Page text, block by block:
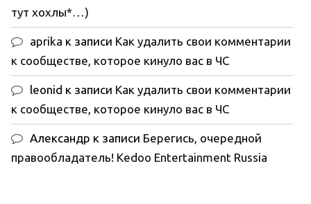
тут хохлы*…)
aprika к записи Как удалить свои комментарии
к сообществе, которое кинуло вас в ЧС
leonid к записи Как удалить свои комментарии
к сообществе, которое кинуло вас в ЧС
Александр к записи Берегись, очередной
правообладатель! Kedoo Entertainment Russia